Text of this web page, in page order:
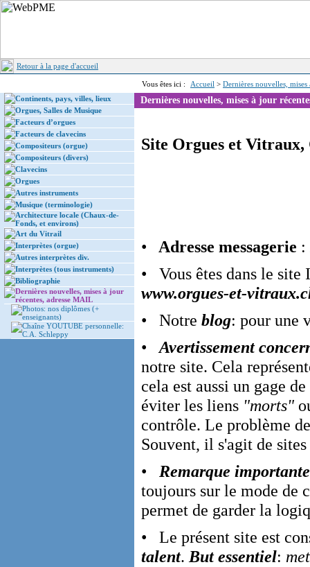
Retour à la page d'accueil
Vous êtes ici : Accueil > Dernières nouvelles,
Continents, pays, villes, lieux
Orgues, Salles de Musique
Facteurs d’orgues
Facteurs de clavecins
Compositeurs (orgue)
Compositeurs (divers)
Clavecins
Orgues
Autres instruments
Musique (terminologie)
Architecture locale (Chaux-de-
Fonds, et environs)
Art du Vitrail
Interprètes (orgue)
Autres interprètes div.
Interprètes (tous instruments)
Bibliographie
Dernières nouvelles, mises à jour
récentes, adresse MAIL
Photos: nos diplômes (+
enseignants)
Chaîne YOUTUBE personnelle:
C.A. Schleppy
Dernières nouvelles, mises à jour
Site Orgues et Vitraux,
• Adresse messagerie :
• Vous êtes dans le site
www.orgues-et-
• Notre blog: pour une
• Avertissement
notre site. Cela
cela est aussi un gage
éviter les liens "morts"
contrôle. Le problème
Souvent, il s'agit de
• Remarque importante
toujours sur le mode de
permet de garder la
• Le présent site est
talent. But essentiel: